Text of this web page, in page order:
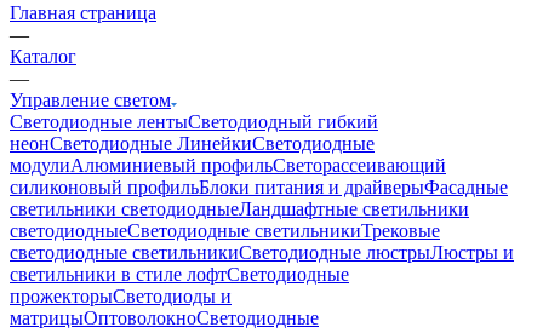
Главная страница
—
Каталог
—
Управление светом
Светодиодные лентыСветодиодный гибкий
неонСветодиодные ЛинейкиСветодиодные
модулиАлюминиевый профильСветорассеивающий
силиконовый профильБлоки питания и драйверыФасадные
светильники светодиодныеЛандшафтные светильники
светодиодныеСветодиодные светильникиТрековые
светодиодные светильникиСветодиодные люстрыЛюстры и
светильники в стиле лофтСветодиодные
прожекторыСветодиоды и
матрицыОптоволокноСветодиодные